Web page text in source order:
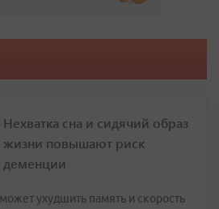
Нехватка сна и сидячий образ
жизни повышают риск
деменции
ухудшить память и скорость